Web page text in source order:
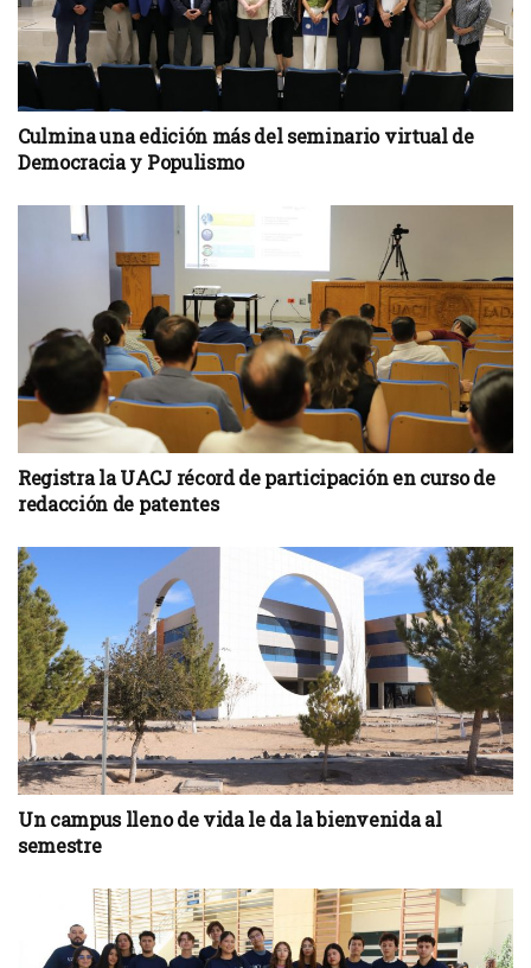
Culmina una edición más del seminario virtual de
Democracia y Populismo
Registra la UACJ récord de participación en curso de
redacción de patentes
Un campus lleno de vida le da la bienvenida al
semestre